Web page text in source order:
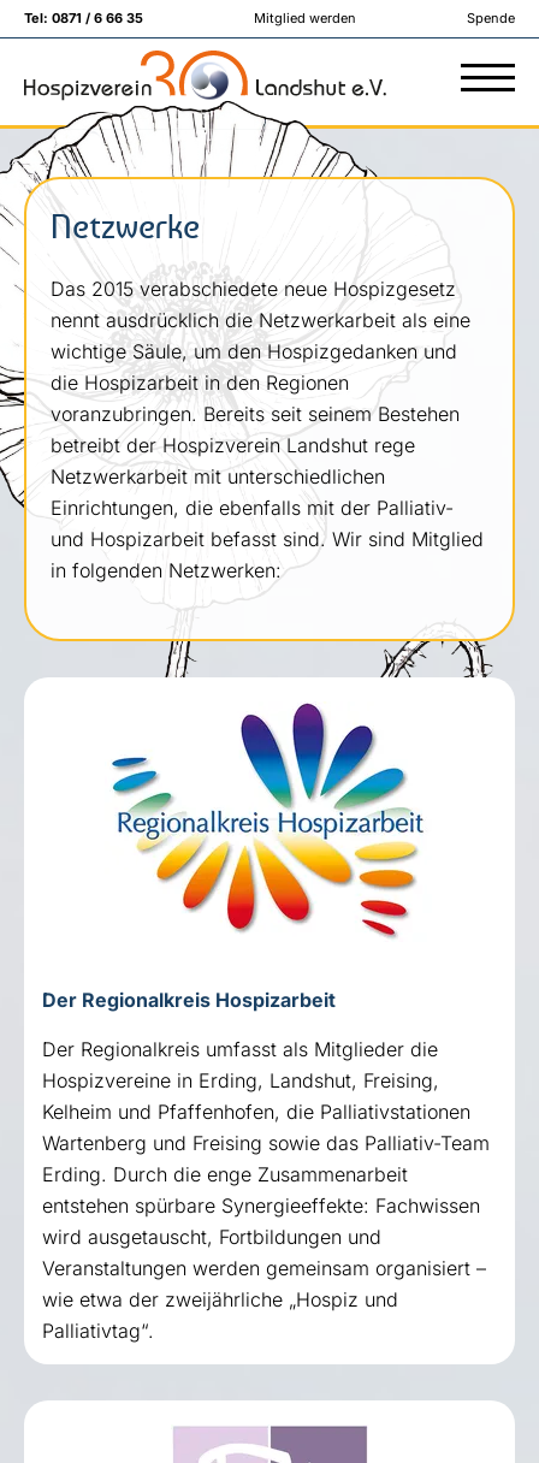
Tel: 0871 / 6 66 35 Mitglied werden Spende
Netzwerke
Das 2015 verabschiedete neue Hospizgesetz
nennt ausdrücklich die Netzwerkarbeit als eine
wichtige Säule, um den Hospizgedanken und
die Hospizarbeit in den Regionen
voranzubringen. Bereits seit seinem Bestehen
betreibt der Hospizverein Landshut rege
Netzwerkarbeit mit unterschiedlichen
Einrichtungen, die ebenfalls mit der Palliativ-
und Hospizarbeit befasst sind. Wir sind Mitglied
in folgenden Netzwerken:
Der Regionalkreis Hospizarbeit
Der Regionalkreis umfasst als Mitglieder die
Hospizvereine in Erding, Landshut, Freising,
Kelheim und Pfaffenhofen, die Palliativstationen
Wartenberg und Freising sowie das Palliativ-Team
Erding. Durch die enge Zusammenarbeit
entstehen spürbare Synergieeffekte: Fachwissen
wird ausgetauscht, Fortbildungen und
Veranstaltungen werden gemeinsam organisiert –
wie etwa der zweijährliche „Hospiz und
Palliativtag“.